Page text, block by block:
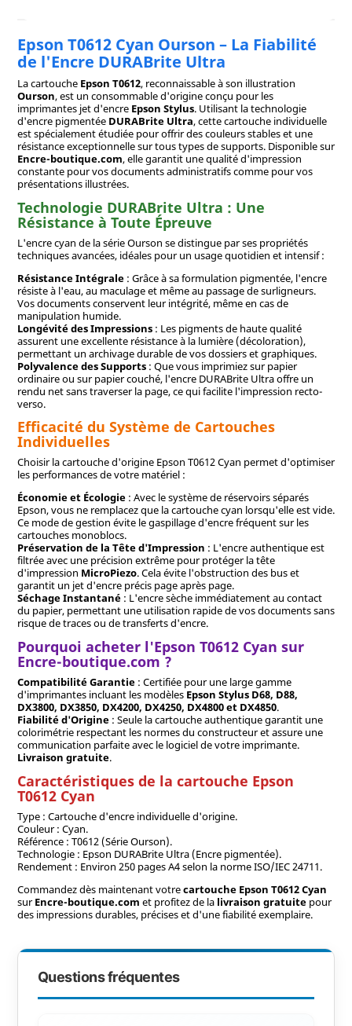
Epson T0612 Cyan Ourson – La Fiabilité
de l'Encre DURABrite Ultra
La cartouche Epson T0612, reconnaissable à son illustration
Ourson, est un consommable d'origine conçu pour les
imprimantes jet d'encre Epson Stylus. Utilisant la technologie
d'encre pigmentée DURABrite Ultra, cette cartouche individuelle
est spécialement étudiée pour offrir des couleurs stables et une
résistance exceptionnelle sur tous types de supports. Disponible sur
Encre-boutique.com, elle garantit une qualité d'impression
constante pour vos documents administratifs comme pour vos
présentations illustrées.
Technologie DURABrite Ultra : Une
Résistance à Toute Épreuve
L'encre cyan de la série Ourson se distingue par ses propriétés
techniques avancées, idéales pour un usage quotidien et intensif :
Résistance Intégrale: Grâce à sa formulation pigmentée, l'encre
résiste à l'eau, au maculage et même au passage de surligneurs.
Vos documents conservent leur intégrité, même en cas de
manipulation humide.
Longévité des Impressions: Les pigments de haute qualité
assurent une excellente résistance à la lumière (décoloration),
permettant un archivage durable de vos dossiers et graphiques.
Polyvalence des Supports: Que vous imprimiez sur papier
ordinaire ou sur papier couché, l'encre DURABrite Ultra offre un
rendu net sans traverser la page, ce qui facilite l'impression recto-
verso.
Efficacité du Système de Cartouches
Individuelles
Choisir la cartouche d'origine Epson T0612 Cyan permet d'optimiser
les performances de votre matériel :
Économie et Écologie: Avec le système de réservoirs séparés
Epson, vous ne remplacez que la cartouche cyan lorsqu'elle est vide.
Ce mode de gestion évite le gaspillage d'encre fréquent sur les
cartouches monoblocs.
Préservation de la Tête d'Impression : L'encre authentique est
filtrée avec une précision extrême pour protéger la tête
d'impression MicroPiezo. Cela évite l'obstruction des bus et
garantit un jet d'encre précis page après page.
Séchage Instantané: L'encre sèche immédiatement au contact
du papier, permettant une utilisation rapide de vos documents sans
risque de traces ou de transferts d'encre.
Pourquoi acheter l'Epson T0612 Cyan sur
Encre-boutique.com ?
Compatibilité Garantie: Certifiée pour une large gamme
d'imprimantes incluant les modèles Epson Stylus D68, D88,
DX3800, DX3850, DX4200, DX4250, DX4800 et DX4850.
Fiabilité d'Origine: Seule la cartouche authentique garantit une
colorimétrie respectant les normes du constructeur et assure une
communication parfaite avec le logiciel de votre imprimante.
Livraison gratuite.
Caractéristiques de la cartouche Epson
T0612 Cyan
Type : Cartouche d'encre individuelle d'origine.
Couleur : Cyan.
Référence : T0612 (Série Ourson).
Technologie : Epson DURABrite Ultra (Encre pigmentée).
Rendement : Environ 250 pages A4 selon la norme ISO/IEC 24711.
Commandez dès maintenant votrecartouche Epson T0612 Cyan
surEncre-boutique.com et profitez de la livraison gratuitepour
des impressions durables, précises et d'une fiabilité exemplaire.
Questions fréquentes